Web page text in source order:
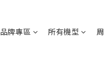
品牌專區 所有機型